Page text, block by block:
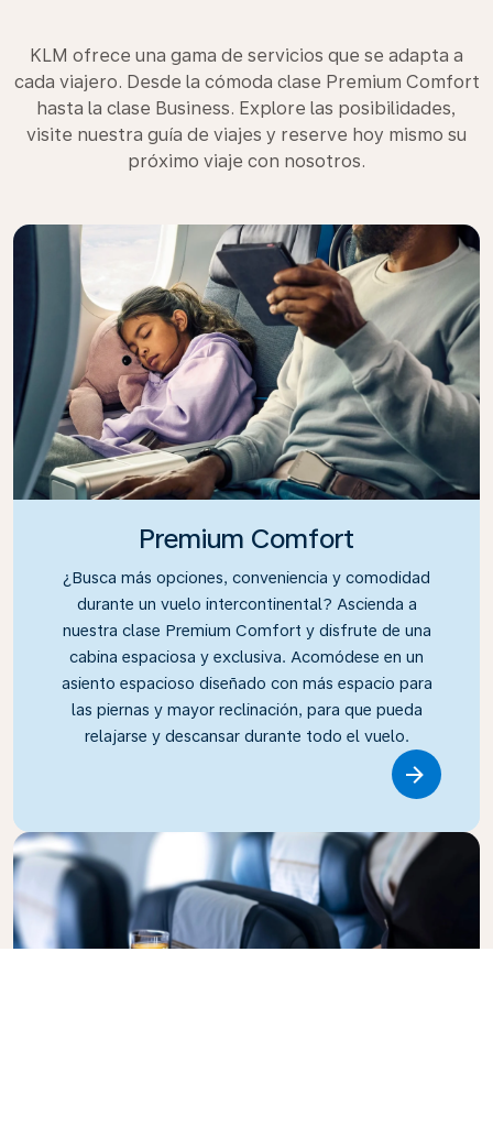
KLM ofrece una gama de servicios que se adapta a
cada viajero. Desde la cómoda clase Premium Comfort
hasta la clase Business. Explore las posibilidades,
visite nuestra guía de viajes y reserve hoy mismo su
próximo viaje con nosotros.
Premium Comfort
¿Busca más opciones, conveniencia y comodidad
durante un vuelo intercontinental? Ascienda a
nuestra clase Premium Comfort y disfrute de una
cabina espaciosa y exclusiva. Acomódese en un
asiento espacioso diseñado con más espacio para
las piernas y mayor reclinación, para que pueda
relajarse y descansar durante todo el vuelo.